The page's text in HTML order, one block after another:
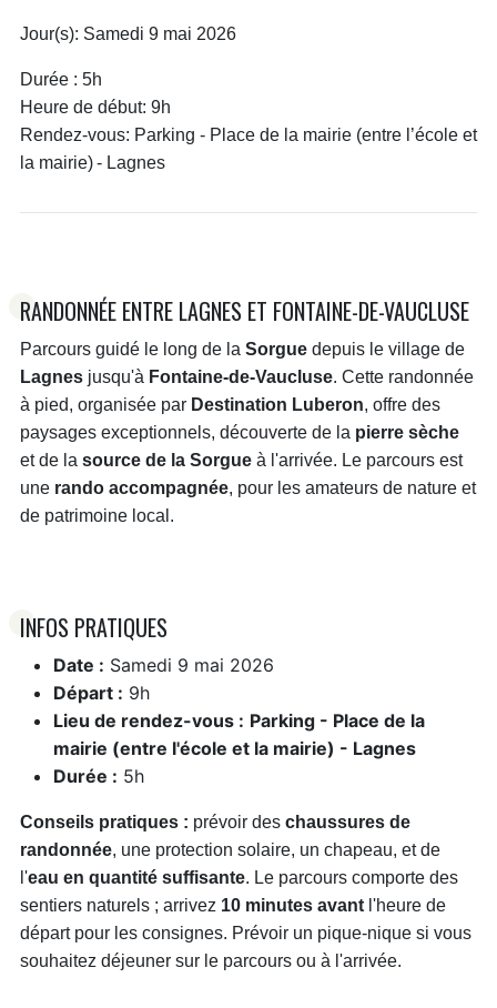
Jour(s): Samedi 9 mai 2026
Durée : 5h
Heure de début: 9h
Rendez-vous: Parking - Place de la mairie (entre l’école et
la mairie) - Lagnes
RANDONNÉE ENTRE LAGNES ET FONTAINE-DE-VAUCLUSE
Parcours guidé le long de la Sorguedepuis le village de
Lagnesjusqu'à Fontaine-de-Vaucluse. Cette randonnée
à pied, organisée par Destination Luberon, offre des
paysages exceptionnels, découverte de la pierre sèche
et de la source de la Sorgueà l'arrivée. Le parcours est
une rando accompagnée, pour les amateurs de nature et
de patrimoine local.
INFOS PRATIQUES
Date : Samedi 9 mai 2026
Départ : 9h
Lieu de rendez-vous : Parking - Place de la
mairie (entre l'école et la mairie) - Lagnes
Durée : 5h
Conseils pratiques : prévoir des chaussures de
randonnée, une protection solaire, un chapeau, et de
l'eau en quantité suffisante. Le parcours comporte des
sentiers naturels ; arrivez 10 minutes avantl'heure de
départ pour les consignes. Prévoir un pique-nique si vous
souhaitez déjeuner sur le parcours ou à l'arrivée.